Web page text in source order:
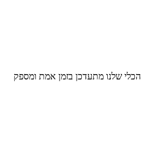
שלנו מתעדכן בזמן אמת ומספק